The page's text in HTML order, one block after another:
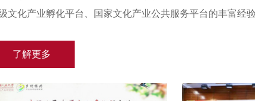
文化产业孵化平台、国家文化产业公共服务平台的丰富经验
了解更多